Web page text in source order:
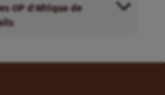
OP d'Afrique de